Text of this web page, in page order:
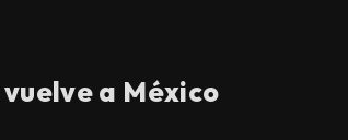
a México